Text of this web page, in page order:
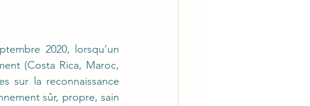
2020, lorsqu’un
(Costa Rica, Maroc,
sur la reconnaissance
sûr, propre, sain